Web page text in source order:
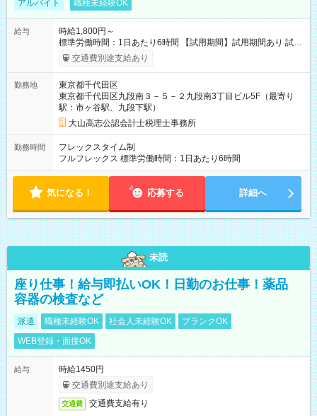
アルバイト 職種未経験OK
給与
時給1,800円～
標準労働時間：1日あたり6時間 【試用期間】試用期間あり 試用
期間の長さ：3ヶ月 雇用形態、給与は本採用時と同じです。
交通費別途支給あり
勤務地
東京都千代田区
東京都千代田区九段南３－５－２九段南3丁目ビル5F（最寄り
駅：市ヶ谷駅、九段下駅）
大山高志公認会計士税理士事務所
勤務時間
フレックスタイム制
フルフレックス 標準労働時間：1日あたり6時間
気になる！ 応募する 詳細へ
未読
座り仕事！給与即払いOK！日勤のお仕事！薬品
容器の検査など
派遣 職種未経験OK 社会人未経験OK
ブランクOK
WEB登録・面接OK
給与
時給1450円
交通費別途支給あり
交通費 交通費支給有り